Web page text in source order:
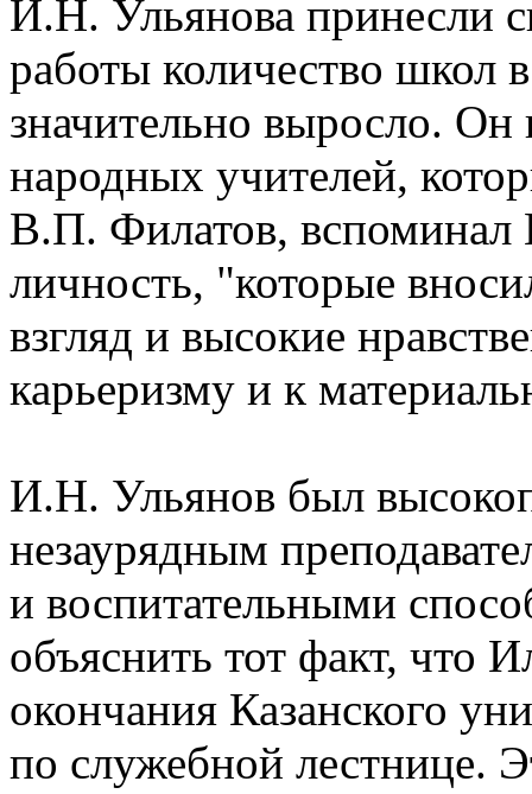
И.Н. Ульянова принесли
работы количество школ
значительно выросло.
народных учителей,
В.П. Филатов, вспоминал
личность, "которые
взгляд и высокие
карьеризму и к
И.Н. Ульянов был
незаурядным
и воспитательными
объяснить тот факт, что
окончания Казанского
по служебной лестнице.